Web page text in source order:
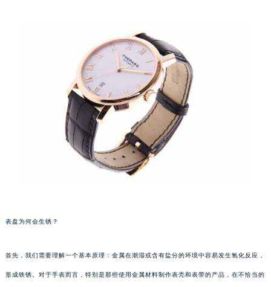
表盘为何会生锈？
首先，我们需要理解一个基本原理：金属在潮湿或含有盐分的环境中容易发生氧化反应，
形成铁锈。对于手表而言，特别是那些使用金属材料制作表壳和表带的产品，在不恰当的